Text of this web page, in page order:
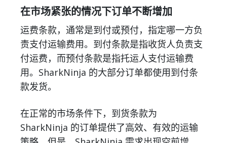
在市场紧张的情况下订单不断增加
运费条款，通常是到付或预付，指定哪一方负
责支付运输费用。到付条款是指收货人负责支
付运费，而预付条款是指托运人支付运输费
用。SharkNinja 的大部分订单都使用到付条
款发货。
在正常的市场条件下，到货条款为
SharkNinja 的订单提供了高效、有效的运输